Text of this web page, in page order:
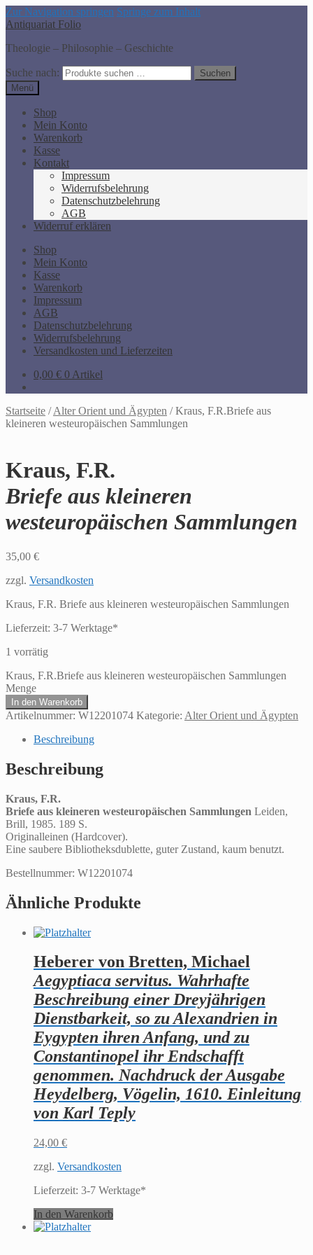
Zur Navigation springen Springe zum Inhalt
Antiquariat Folio
Theologie – Philosophie – Geschichte
Suche nach:
Suchen
Menü
Shop
Mein Konto
Warenkorb
Kasse
Kontakt
Impressum
Widerrufsbelehrung
Datenschutzbelehrung
AGB
Widerruf erklären
Shop
Mein Konto
Kasse
Warenkorb
Impressum
AGB
Datenschutzbelehrung
Widerrufsbelehrung
Versandkosten und Lieferzeiten
0,00 € 0 Artikel
Startseite /Alter Orient und Ägypten /Kraus, F.R.Briefe aus
kleineren westeuropäischen Sammlungen
Kraus, F.R.
Briefe aus kleineren
westeuropäischen Sammlungen
35,00 €
zzgl. Versandkosten
Kraus, F.R. Briefe aus kleineren westeuropäischen Sammlungen
Lieferzeit: 3-7 Werktage*
1 vorrätig
Kraus, F.R.Briefe aus kleineren westeuropäischen Sammlungen
Menge
In den Warenkorb
Artikelnummer: W12201074 Kategorie: Alter Orient und Ägypten
Beschreibung
Beschreibung
Kraus, F.R.
Briefe aus kleineren westeuropäischen Sammlungen Leiden,
Brill, 1985. 189 S.
Originalleinen (Hardcover).
Eine saubere Bibliotheksdublette, guter Zustand, kaum benutzt.
Bestellnummer: W12201074
Ähnliche Produkte
Heberer von Bretten, Michael
Aegyptiaca servitus. Wahrhafte
Beschreibung einer Dreyjährigen
Dienstbarkeit, so zu Alexandrien in
Eygypten ihren Anfang, und zu
Constantinopel ihr Endschafft
genommen. Nachdruck der Ausgabe
Heydelberg, Vögelin, 1610. Einleitung
von Karl Teply
24,00 €
zzgl. Versandkosten
Lieferzeit: 3-7 Werktage*
In den Warenkorb